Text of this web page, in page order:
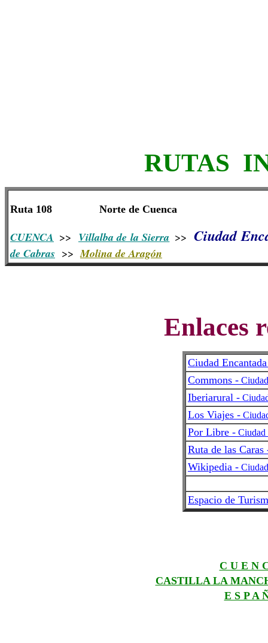
RUTAS
Ruta 108 Norte de Cuenca
CUENCA >> Villalba de la Sierra >> Ciudad
de Cabras >> Molina de Aragón
Enlaces
Ciudad
Commons -
Iberiarural -
Los Viajes -
Por Libre - Ciudad
Ruta de las Caras
Wikipedia -
Espacio de
C U E N
CASTILLA LA
E S P A